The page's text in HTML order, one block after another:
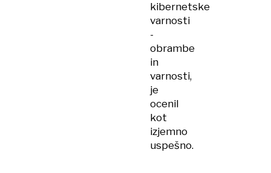
kibernetske
varnosti
-
obrambe
in
varnosti,
je
ocenil
kot
izjemno
uspešno.